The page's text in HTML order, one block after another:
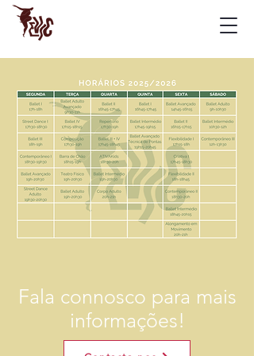
Fala connosco para mais
informações!